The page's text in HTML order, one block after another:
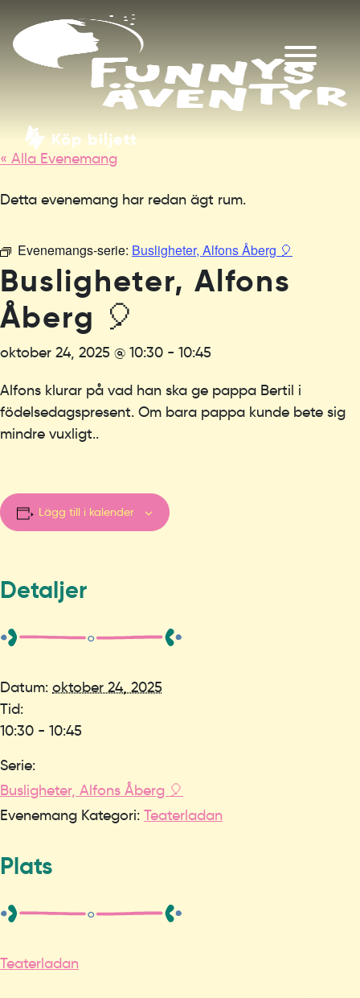
Köp biljett
« Alla Evenemang
Detta evenemang har redan ägt rum.
Evenemangs-serie: Busligheter, Alfons Åberg 🎈
Busligheter, Alfons
Åberg 🎈
oktober 24, 2025 @ 10:30 - 10:45
Alfons klurar på vad han ska ge pappa Bertil i
födelsedagspresent. Om bara pappa kunde bete sig
mindre vuxligt..
Lägg till i kalender
Detaljer
Datum: oktober 24, 2025
Tid:
10:30 - 10:45
Serie:
Busligheter, Alfons Åberg 🎈
Evenemang Kategori: Teaterladan
Plats
Teaterladan